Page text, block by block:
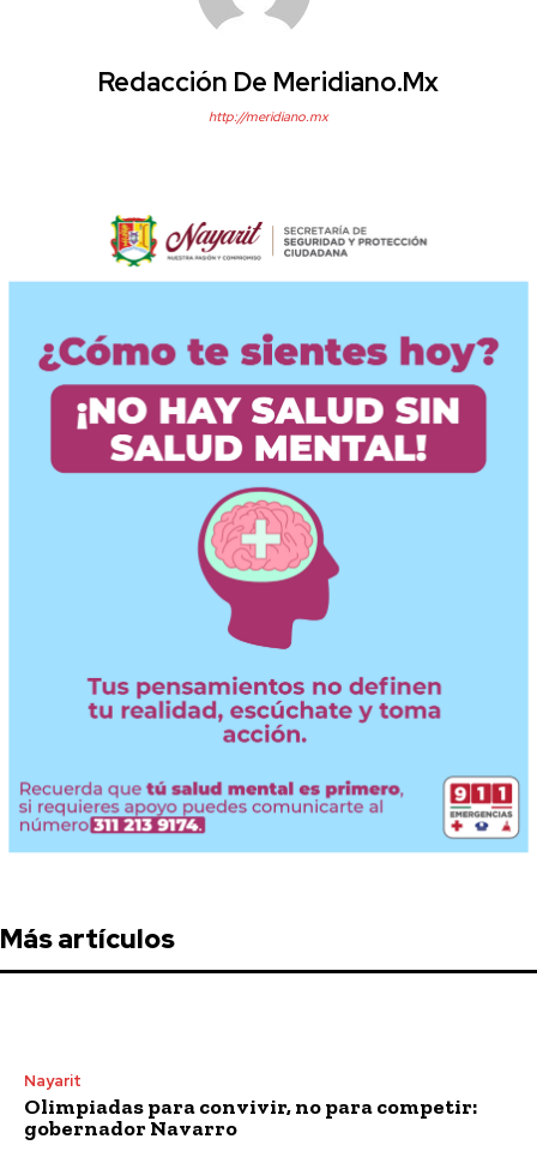
Redacción De Meridiano.mx
http://meridiano.mx
Más artículos
Nayarit
Olimpiadas para convivir, no para competir:
gobernador Navarro